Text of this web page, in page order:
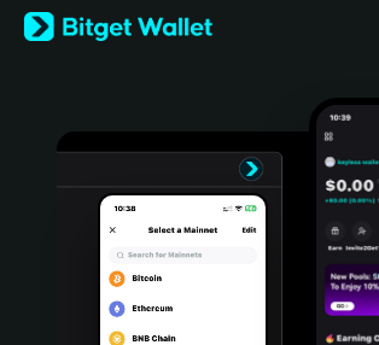
English
日本語
Türkçe
Português (Portugal)